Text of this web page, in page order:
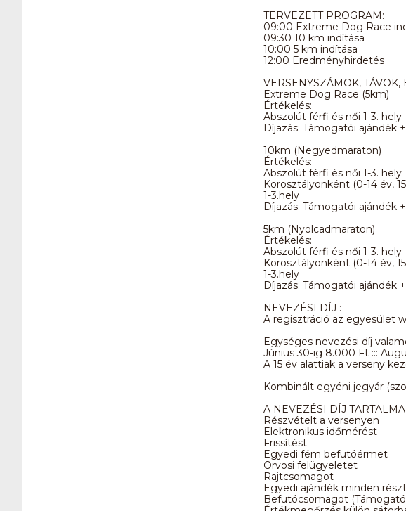
TERVEZETT PROGRAM:
09:00 Extreme Dog Race
09:30 10 km indítása
10:00 5 km indítása
12:00 Eredményhirdetés
VERSENYSZÁMOK, TÁVOK,
Extreme Dog Race (5km)
Értékelés:
Abszolút férfi és női 1-3. hely
Díjazás: Támogatói ajándék
10km (Negyedmaraton)
Értékelés:
Abszolút férfi és női 1-3. hely
Korosztályonként (0-14 év,
1-3.hely
Díjazás: Támogatói ajándék
5km (Nyolcadmaraton)
Értékelés:
Abszolút férfi és női 1-3. hely
Korosztályonként (0-14 év,
1-3.hely
Díjazás: Támogatói ajándék
NEVEZÉSI DÍJ :
A regisztráció az egyesület
Egységes nevezési díj
Június 30-ig 8.000 Ft :::
A 15 év alattiak a verseny
Kombinált egyéni jegyár
A NEVEZÉSI DÍJ
Részvételt a versenyen
Elektronikus időmérést
Frissítést
Egyedi fém befutóérmet
Orvosi felügyeletet
Rajtcsomagot
Egyedi ajándék minden
Befutócsomagot